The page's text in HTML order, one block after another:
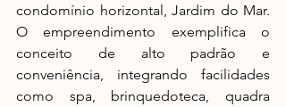
condomínio horizontal, Jardim do Mar.
O empreendimento exemplifica o
conceito de alto padrão e
conveniência, integrando facilidades
como spa, brinquedoteca, quadra